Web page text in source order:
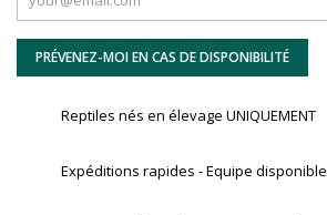
PRÉVENEZ-MOI EN CAS DE DISPONIBILITÉ
Reptiles nés en élevage UNIQUEMENT
Expéditions rapides - Equipe disponible